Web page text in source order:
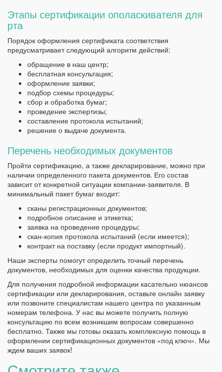
Этапы сертификации ополаскивателя для
рта
Порядок оформления сертификата соответствия
предусматривает следующий алгоритм действий:
обращение в наш центр;
бесплатная консультация;
оформление заявки;
подбор схемы процедуры;
сбор и обработка бумаг;
проведение экспертизы;
составление протокола испытаний;
решение о выдаче документа.
Перечень необходимых документов
Пройти сертификацию, а также декларирование, можно при
наличии определенного пакета документов. Его состав
зависит от конкретной ситуации компании-заявителя. В
минимальный пакет бумаг входит:
сканы регистрационных документов;
подробное описание и этикетка;
заявка на проведение процедуры;
скан-копия протокола испытаний (если имеется);
контракт на поставку (если продукт импортный).
Наши эксперты помогут определить точный перечень
документов, необходимых для оценки качества продукции.
Для получения подробной информации касательно нюансов
сертификации или декларирования, оставьте онлайн заявку
или позвоните специалистам нашего центра по указанным
номерам телефона. У нас вы можете получить полную
консультацию по всем возникшим вопросам совершенно
бесплатно. Также мы готовы оказать комплексную помощь в
оформлении сертификационных документов «под ключ». Мы
ждем ваших заявок!